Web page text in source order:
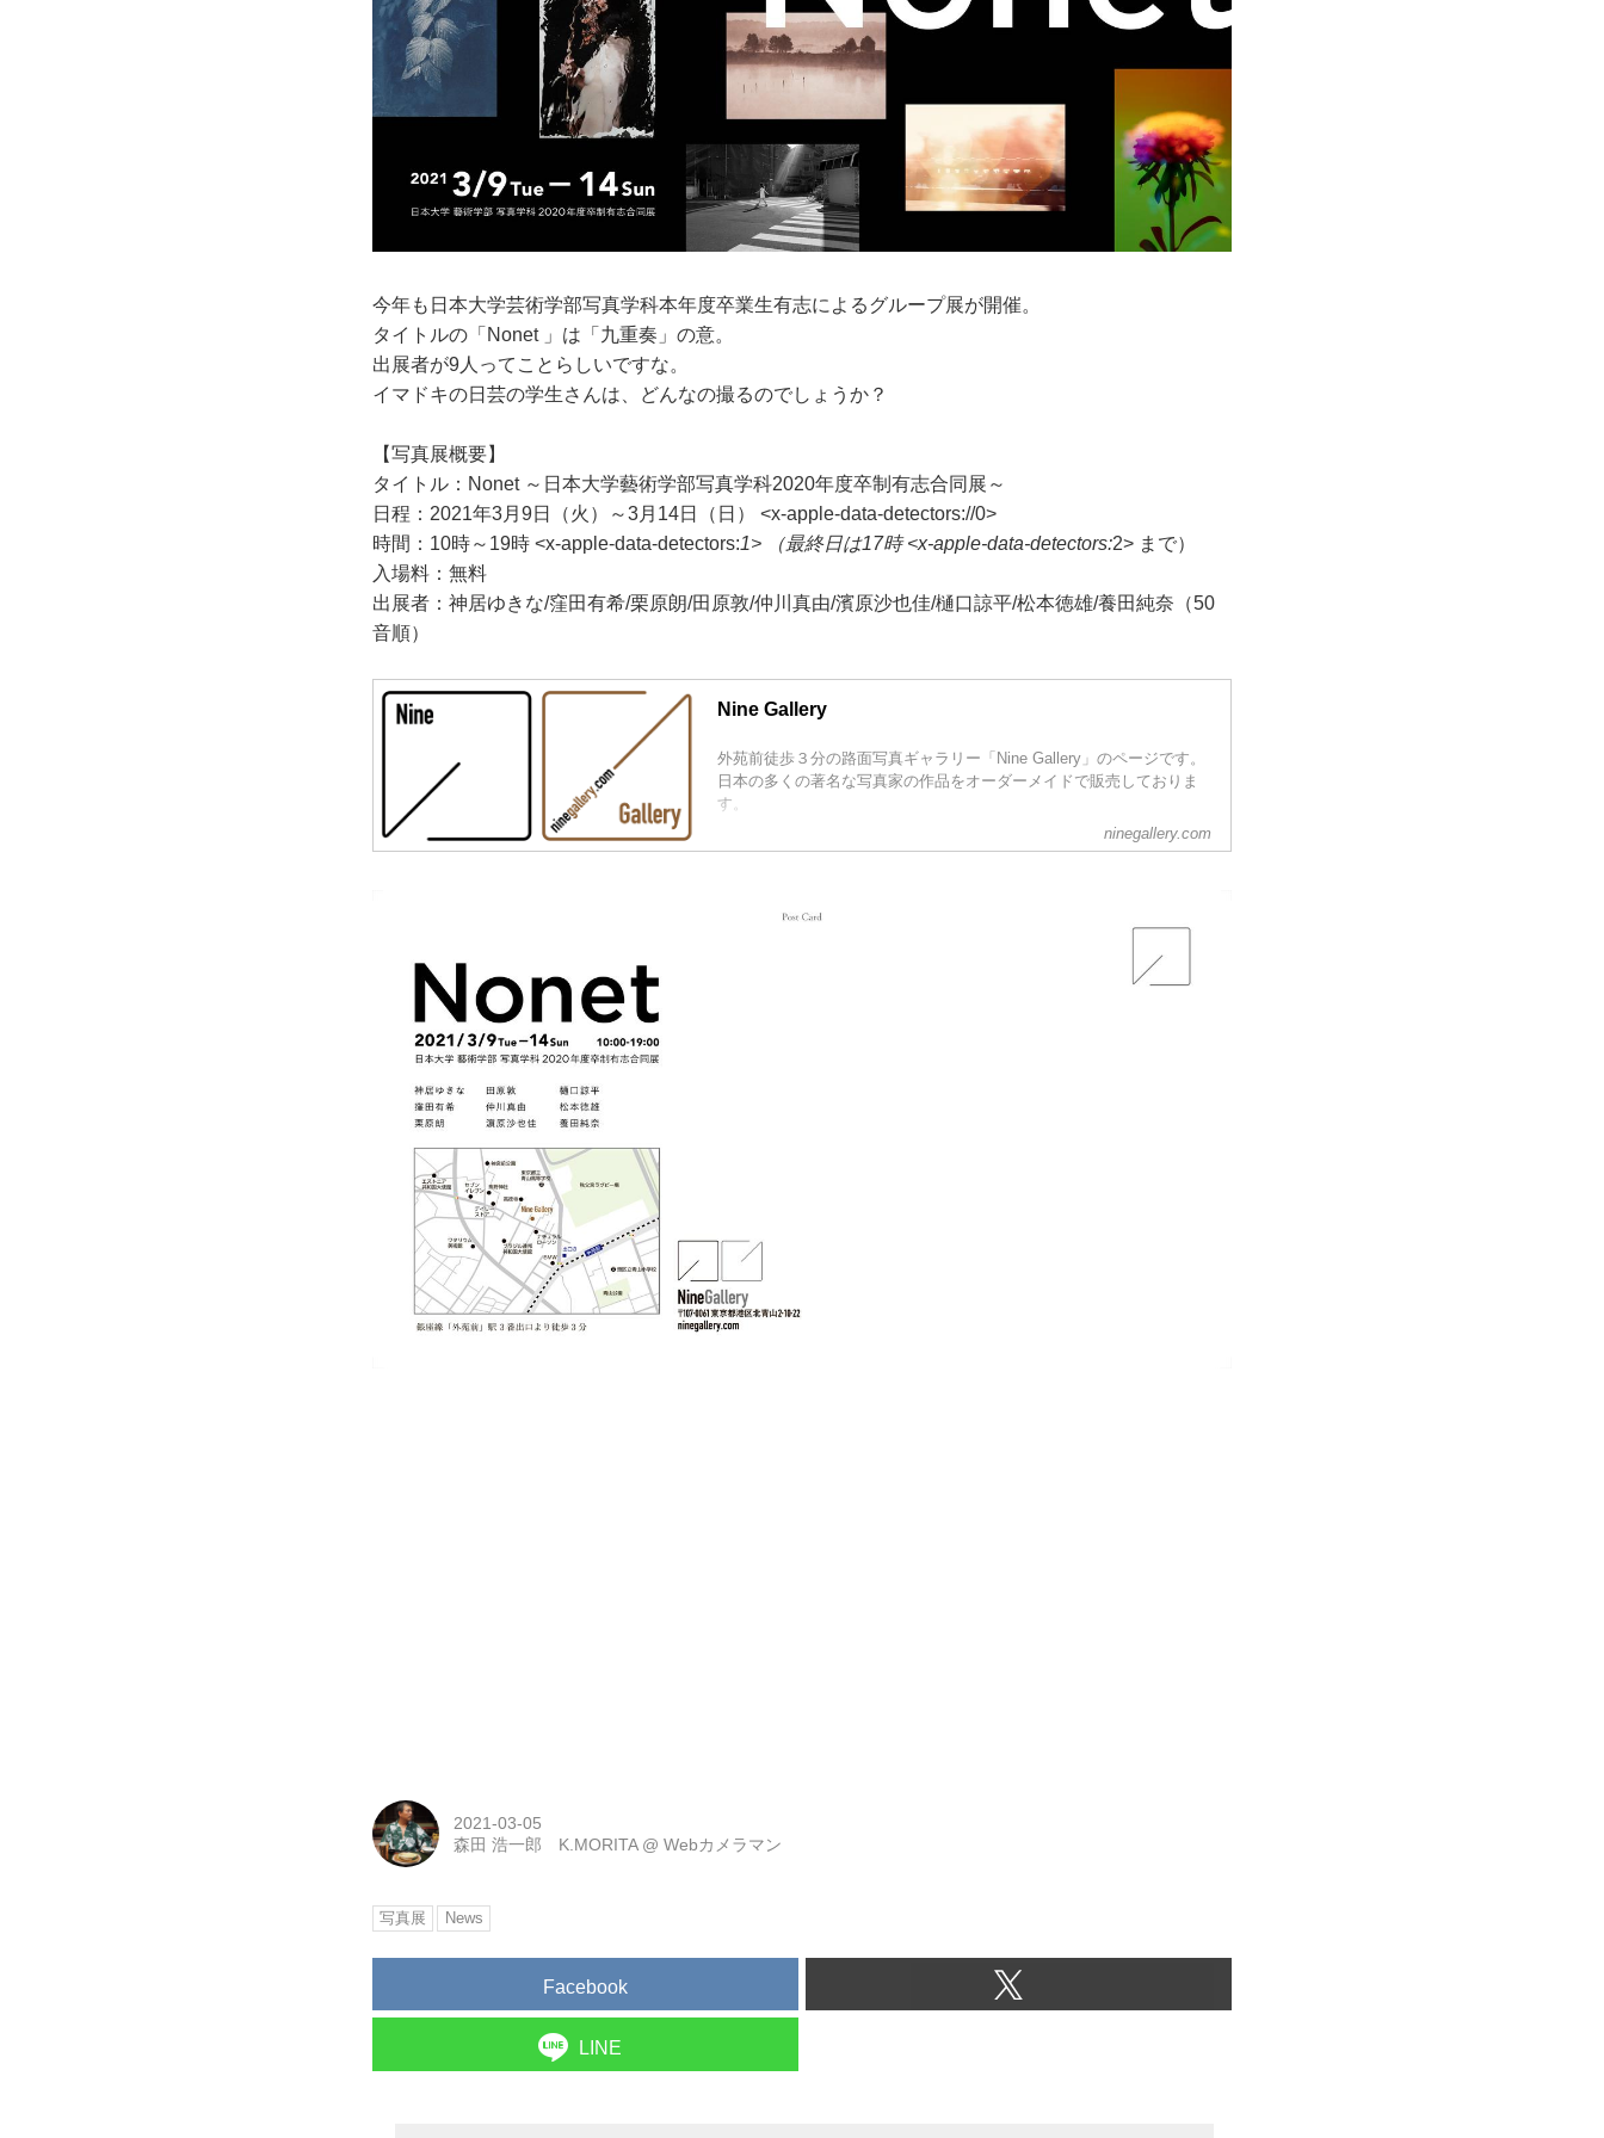
今年も日本大学芸術学部写真学科本年度卒業生有志によるグループ展が開催。
タイトルの「Nonet 」は「九重奏」の意。
出展者が9人ってことらしいですな。
イマドキの日芸の学生さんは、どんなの撮るのでしょうか？
【写真展概要】
タイトル：Nonet ～日本大学藝術学部写真学科2020年度卒制有志合同展～
日程：2021年3月9日（火）～3月14日（日） <x-apple-data-detectors://0>
時間：10時～19時 <x-apple-data-detectors:1> （最終日は17時 <x-apple-data-detectors:2> まで）
入場料：無料
出展者：神居ゆきな/窪田有希/栗原朗/田原敦/仲川真由/濱原沙也佳/樋口諒平/松本徳雄/養田純奈（50
音順）
Nine Gallery
外苑前徒歩３分の路面写真ギャラリー「Nine Gallery」のページです。
日本の多くの著名な写真家の作品をオーダーメイドで販売しておりま
す。
ninegallery.com
2021-03-05
森田 浩一郎 K.MORITA @Webカメラマン
写真展 News
Facebook
LINE